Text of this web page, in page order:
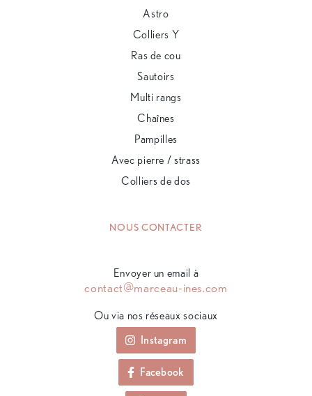
Astro
Colliers Y
Ras de cou
Sautoirs
Multi rangs
Chaînes
Pampilles
Avec pierre / strass
Colliers de dos
NOUS CONTACTER
Envoyer un email à
contact@marceau-ines.com
Ou via nos réseaux sociaux
Instagram
Facebook